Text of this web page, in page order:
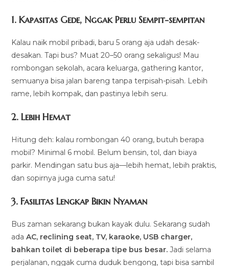
1. Kapasitas Gede, Nggak Perlu Sempit-sempitan
Kalau naik mobil pribadi, baru 5 orang aja udah desak-
desakan. Tapi bus? Muat 20–50 orang sekaligus! Mau
rombongan sekolah, acara keluarga, gathering kantor,
semuanya bisa jalan bareng tanpa terpisah-pisah. Lebih
rame, lebih kompak, dan pastinya lebih seru.
2. Lebih Hemat
Hitung deh: kalau rombongan 40 orang, butuh berapa
mobil? Minimal 6 mobil. Belum bensin, tol, dan biaya
parkir. Mendingan satu bus aja—lebih hemat, lebih praktis,
dan sopirnya juga cuma satu!
3. Fasilitas Lengkap Bikin Nyaman
Bus zaman sekarang bukan kayak dulu. Sekarang sudah
adaAC, reclining seat, TV, karaoke, USB charger,
bahkan toilet di beberapa tipe bus besar. Jadi selama
perjalanan, nggak cuma duduk bengong, tapi bisa sambil